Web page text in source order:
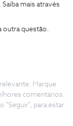
mais através
outra questão.
Marque
comentários.
"Seguir", para estar